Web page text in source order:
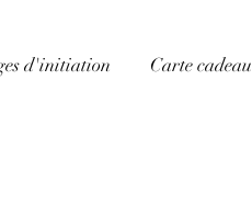
d'initiation Carte cadeau